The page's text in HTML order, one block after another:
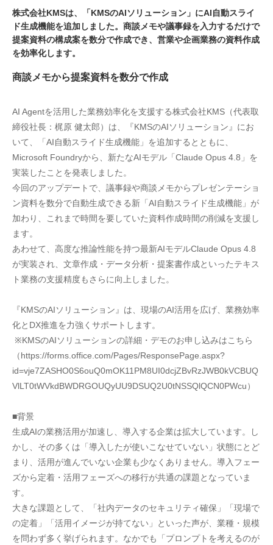
株式会社KMSは、「KMSのAIソリューション」にAI自動スライ
ド生成機能を追加しました。商談メモや議事録を入力するだけで
提案資料の構成案を数分で作成でき、営業や企画業務の資料作成
を効率化します。
商談メモから提案資料を数分で作成
AI Agentを活用した業務効率化を支援する株式会社KMS（代表取
締役社長：梶原 健太郎）は、『KMSのAIソリューション』にお
いて、「AI自動スライド生成機能」を追加するとともに、
Microsoft Foundryから、新たなAIモデル「Claude Opus 4.8」を
実装したことを発表しました。
今回のアップデートで、議事録や商談メモからプレゼンテーショ
ン資料を数分で自動生成できる新「AI自動スライド生成機能」が
加わり、これまで時間を要していた資料作成時間の削減を支援し
ます。
あわせて、高度な推論性能を持つ最新AIモデルClaude Opus 4.8
が実装され、文章作成・データ分析・提案書作成といったテキス
ト業務の支援精度もさらに向上しました。
『KMSのAIソリューション』は、現場のAI活用を広げ、業務効率
化とDX推進を力強くサポートします。
（https://forms.office.com/Pages/ResponsePage.aspx?
id=vje7ZASHO0S6ouQ0mOK11PM8UI0dcjZBvRzJWB0kVCBUQ
VlLT0tWVkdBWDRGOUQyUU9DSUQ2U0tNSSQlQCN0PWcu）
■背景
生成AIの業務活用が加速し、導入する企業は拡大しています。し
かし、その多くは「導入したが使いこなせていない」状態にとど
まり、活用が進んでいない企業も少なくありません。導入フェー
ズから定着・活用フェーズへの移行が共通の課題となっていま
す。
大きな課題として、「社内データのセキュリティ確保」「現場で
の定着」「活用イメージが持てない」といった声が、業種・規模
を問わず多く挙げられます。なかでも「プロンプトを考えるのが